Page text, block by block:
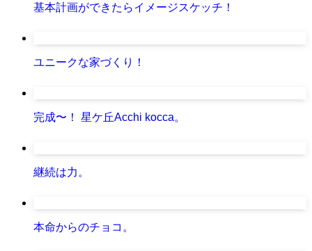
基本計画ができたらイメージスケッチ！
ユニークな家づくり！
完成〜！ 星ケ丘Acchi kocca。
継続は力。
本命からのチョコ。